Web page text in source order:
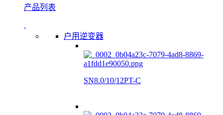
产品列表
户用逆变器
SN8.0/10/12PT-C